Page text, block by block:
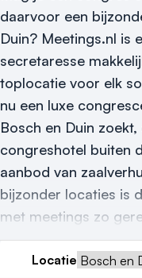
Vraag
Locatiegids
Meld locatie
Nieuws
Reviews (5⭐️)
daarvoor een
Duin? Meetings.nl is
secretaresse
toplocatie voor elk
nu een luxe
Bosch en Duin
congreshotel buiten
aanbod van
bijzonder locaties is
met meetings zo
Locatie